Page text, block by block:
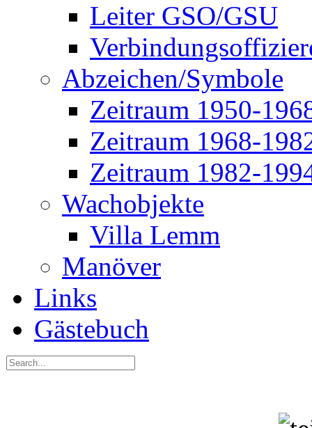
Leiter GSO/GSU
Abzeichen/Symbole
Zeitraum 1950-
Zeitraum 1968-
Zeitraum 1982-
Wachobjekte
Villa Lemm
Manöver
Links
Gästebuch